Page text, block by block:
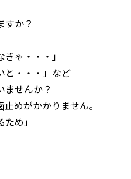
すか？
ゃ・・・」
と・・・」など
ませんか？
めがかかりません。
め」